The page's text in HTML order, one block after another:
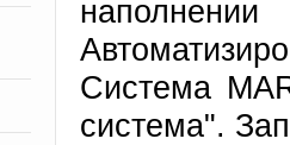
наполнении
Система
система".